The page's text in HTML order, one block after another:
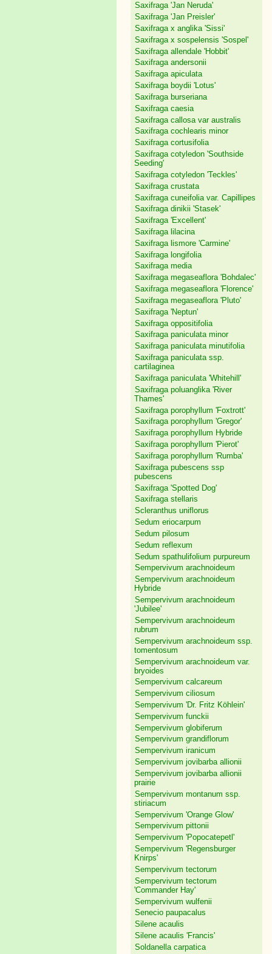
Saxifraga 'Jan Neruda'
Saxifraga 'Jan Preisler'
Saxifraga x anglika 'Sissi'
Saxifraga x sospelensis 'Sospel'
Saxifraga allendale 'Hobbit'
Saxifraga andersonii
Saxifraga apiculata
Saxifraga boydii 'Lotus'
Saxifraga burseriana
Saxifraga caesia
Saxifraga callosa var australis
Saxifraga cochlearis minor
Saxifraga cortusifolia
Saxifraga cotyledon 'Southside
Seeding'
Saxifraga cotyledon 'Teckles'
Saxifraga crustata
Saxifraga cuneifolia var. Capillipes
Saxifraga dinikii 'Stasek'
Saxifraga 'Excellent'
Saxifraga lilacina
Saxifraga lismore 'Carmine'
Saxifraga longifolia
Saxifraga media
Saxifraga megaseaflora 'Bohdalec'
Saxifraga megaseaflora 'Florence'
Saxifraga megaseaflora 'Pluto'
Saxifraga 'Neptun'
Saxifraga oppositifolia
Saxifraga paniculata minor
Saxifraga paniculata minutifolia
Saxifraga paniculata ssp.
cartilaginea
Saxifraga paniculata 'Whitehill'
Saxifraga poluanglika 'River
Thames'
Saxifraga porophyllum 'Foxtrott'
Saxifraga porophyllum 'Gregor'
Saxifraga porophyllum Hybride
Saxifraga porophyllum 'Pierot'
Saxifraga porophyllum 'Rumba'
Saxifraga pubescens ssp
pubescens
Saxifraga 'Spotted Dog'
Saxifraga stellaris
Scleranthus uniflorus
Sedum eriocarpum
Sedum pilosum
Sedum reflexum
Sedum spathulifolium purpureum
Sempervivum arachnoideum
Sempervivum arachnoideum
Hybride
Sempervivum arachnoideum
'Jubilee'
Sempervivum arachnoideum
rubrum
Sempervivum arachnoideum ssp.
tomentosum
Sempervivum arachnoideum var.
bryoides
Sempervivum calcareum
Sempervivum ciliosum
Sempervivum 'Dr. Fritz Köhlein'
Sempervivum funckii
Sempervivum globiferum
Sempervivum grandiflorum
Sempervivum iranicum
Sempervivum jovibarba allionii
Sempervivum jovibarba allionii
prairie
Sempervivum montanum ssp.
stiriacum
Sempervivum 'Orange Glow'
Sempervivum pittonii
Sempervivum 'Popocatepetl'
Sempervivum 'Regensburger
Knirps'
Sempervivum tectorum
Sempervivum tectorum
'Commander Hay'
Sempervivum wulfenii
Senecio paupacalus
Silene acaulis
Silene acaulis 'Francis'
Soldanella carpatica